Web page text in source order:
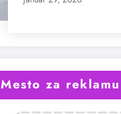
Mesto za reklamu